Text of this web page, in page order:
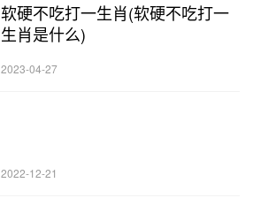
软硬不吃打一生肖(软硬不吃打一
生肖是什么)
2023-04-27
2022-12-21